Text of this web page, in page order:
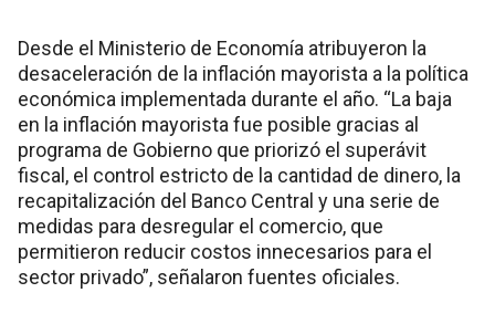
Desde el Ministerio de Economía atribuyeron la
desaceleración de la inflación mayorista a la política
económica implementada durante el año. “La baja
en la inflación mayorista fue posible gracias al
programa de Gobierno que priorizó el superávit
fiscal, el control estricto de la cantidad de dinero, la
recapitalización del Banco Central y una serie de
medidas para desregular el comercio, que
permitieron reducir costos innecesarios para el
sector privado”, señalaron fuentes oficiales.